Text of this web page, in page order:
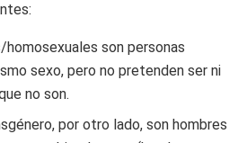
homosexuales son personas
sexo, pero no pretenden ser ni
no son.
por otro lado, son hombres